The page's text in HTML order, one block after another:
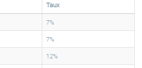
Taux
7%
7%
12%